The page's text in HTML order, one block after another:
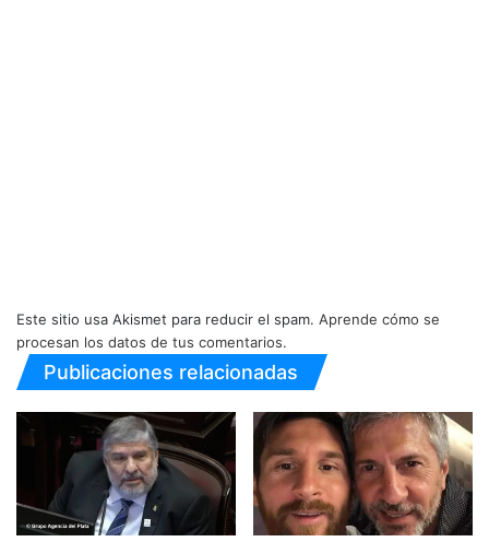
Este sitio usa Akismet para reducir el spam. Aprende cómo se
procesan los datos de tus comentarios.
Publicaciones relacionadas